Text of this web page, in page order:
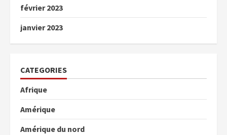
février 2023
janvier 2023
CATEGORIES
Afrique
Amérique
Amérique du nord